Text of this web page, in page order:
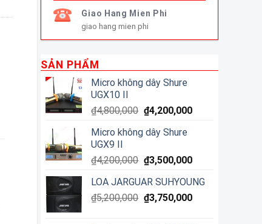
Giao Hang Mien Phi
giao hang mien phi
SẢN PHẨM
Micro không dây Shure
UGX10 II
₫4,800,000 ₫4,200,000
Micro không dây Shure
UGX9 II
₫4,200,000 ₫3,500,000
LOA JARGUAR SUHYOUNG
₫5,200,000 ₫3,750,000